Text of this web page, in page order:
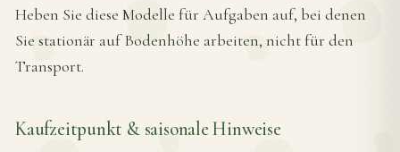
Heben Sie diese Modelle für Aufgaben auf, bei denen
Sie stationär auf Bodenhöhe arbeiten, nicht für den
Transport.
Kaufzeitpunkt & saisonale Hinweise